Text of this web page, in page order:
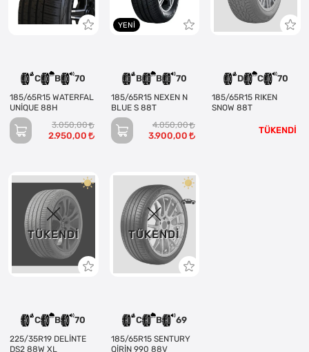
C B 70
185/65R15 WATERFAL
UNİQUE 88H
3.050,00
2.950,00
YENI
B B 70
185/65R15 NEXEN N
BLUE S 88T
4.050,00
3.900,00
D C 70
185/65R15 RIKEN
SNOW 88T
TÜKENDİ
TÜKENDI
C B 70
225/35R19 DELİNTE
DS2 88W XL
TÜKENDI
C B 69
185/65R15 SENTURY
QİRİN 990 88V